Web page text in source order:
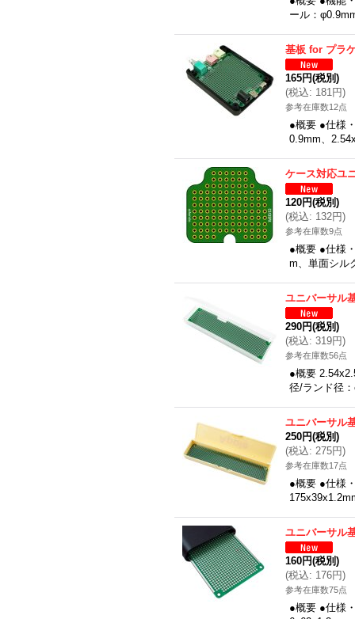
ール：
基板 for プラ
165円(税別)
(税込: 181円)
参考在庫数12点
●概要 ●仕様
0.9mm、
ケース対応ユ
120円(税別)
(税込: 132円)
参考在庫数9点
●概要 ●仕様
m、単面シル
ユニバーサル
290円(税別)
(税込: 319円)
参考在庫数56点
●概要
径/ランド径
ユニバーサル
250円(税別)
(税込: 275円)
参考在庫数17点
●概要 ●仕様
ユニバーサル
160円(税別)
(税込: 176円)
参考在庫数75点
●概要 ●仕様